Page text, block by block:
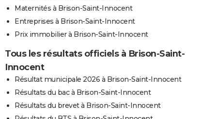
Maternités à Brison-Saint-Innocent
Entreprises à Brison-Saint-Innocent
Prix immobilier à Brison-Saint-Innocent
Tous les résultats officiels à Brison-Saint-
Innocent
Résultat municipale 2026 à Brison-Saint-Innocent
Résultats du bac à Brison-Saint-Innocent
Résultats du brevet à Brison-Saint-Innocent